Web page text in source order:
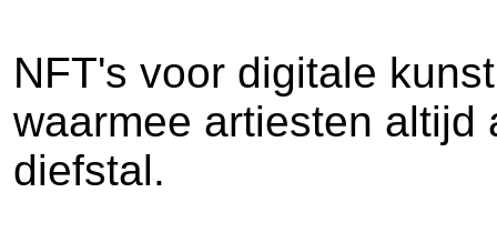
NFT's voor digitale
waarmee artiesten altijd
diefstal.